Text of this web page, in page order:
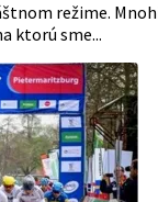
režime.
ktorú sme...